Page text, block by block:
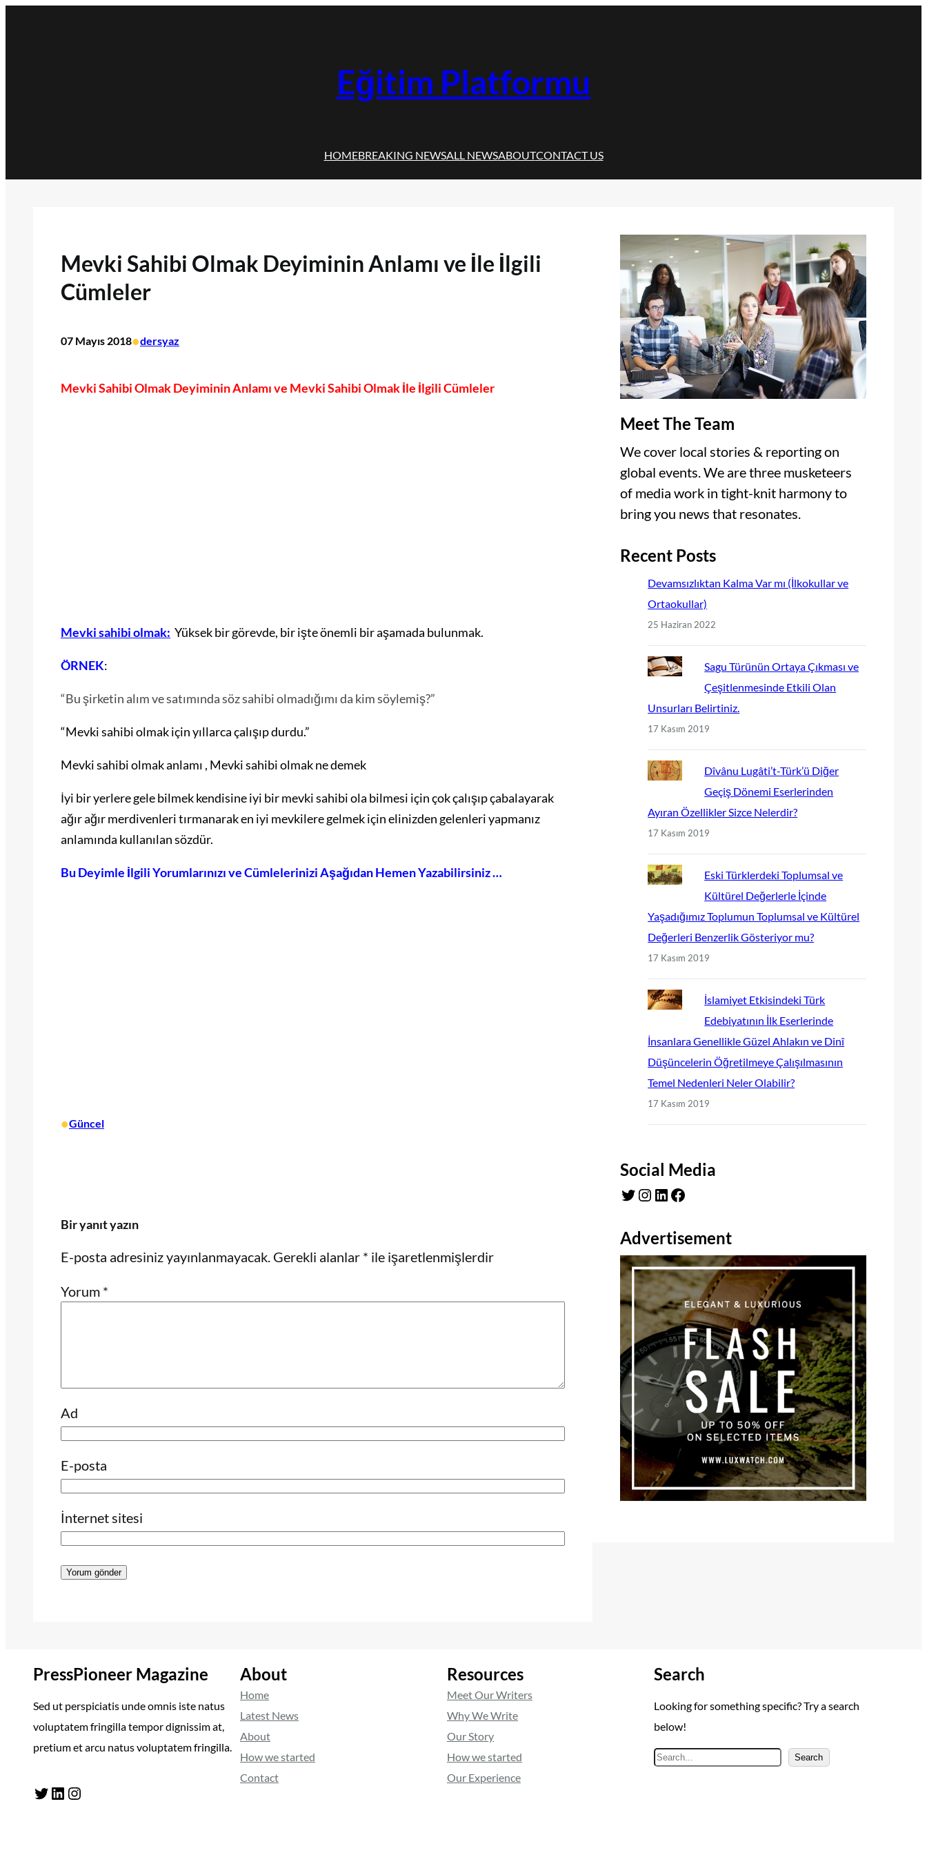
Eğitim Platformu
HOMEBREAKING NEWSALL NEWSABOUTCONTACT US
Mevki Sahibi Olmak Deyiminin Anlamı ve İle İlgili
Cümleler
07 Mayıs 2018•dersyaz
Mevki Sahibi Olmak Deyiminin Anlamı ve Mevki Sahibi Olmak İle İlgili Cümleler
Mevki sahibi olmak: Yüksek bir görevde, bir işte önemli bir aşamada bulunmak.
ÖRNEK:
“Bu şirketin alım ve satımında söz sahibi olmadığımı da kim söylemiş?”
“Mevki sahibi olmak için yıllarca çalışıp durdu.”
Mevki sahibi olmak anlamı , Mevki sahibi olmak ne demek
İyi bir yerlere gele bilmek kendisine iyi bir mevki sahibi ola bilmesi için çok çalışıp çabalayarak
ağır ağır merdivenleri tırmanarak en iyi mevkilere gelmek için elinizden gelenleri yapmanız
anlamında kullanılan sözdür.
Bu Deyimle İlgili Yorumlarınızı ve Cümlelerinizi Aşağıdan Hemen Yazabilirsiniz …
•Güncel
Bir yanıt yazın
E-posta adresiniz yayınlanmayacak. Gerekli alanlar * ile işaretlenmişlerdir
Yorum *
Ad
E-posta
İnternet sitesi
Meet The Team
We cover local stories & reporting on
global events. We are three musketeers
of media work in tight-knit harmony to
bring you news that resonates.
Recent Posts
Devamsızlıktan Kalma Var mı (İlkokullar ve
Ortaokullar)
25 Haziran 2022
Sagu Türünün Ortaya Çıkması ve
Çeşitlenmesinde Etkili Olan
Unsurları Belirtiniz.
17 Kasım 2019
Dîvânu Lugâti’t-Türk’ü Diğer
Geçiş Dönemi Eserlerinden
Ayıran Özellikler Sizce Nelerdir?
17 Kasım 2019
Eski Türklerdeki Toplumsal ve
Kültürel Değerlerle İçinde
Yaşadığımız Toplumun Toplumsal ve Kültürel
Değerleri Benzerlik Gösteriyor mu?
17 Kasım 2019
İslamiyet Etkisindeki Türk
Edebiyatının İlk Eserlerinde
İnsanlara Genellikle Güzel Ahlakın ve Dinî
Düşüncelerin Öğretilmeye Çalışılmasının
Temel Nedenleri Neler Olabilir?
17 Kasım 2019
Social Media
Twitter
Instagram LinkedIn Facebook
Advertisement
PressPioneer Magazine
Sed ut perspiciatis unde omnis iste natus
voluptatem fringilla tempor dignissim at,
pretium et arcu natus voluptatem fringilla.
Twitter LinkedIn Instagram
About
Home
Latest News
About
How we started
Contact
Resources
Meet Our Writers
Why We Write
Our Story
How we started
Our Experience
Search
Looking for something specific? Try a search
below!
A
Search